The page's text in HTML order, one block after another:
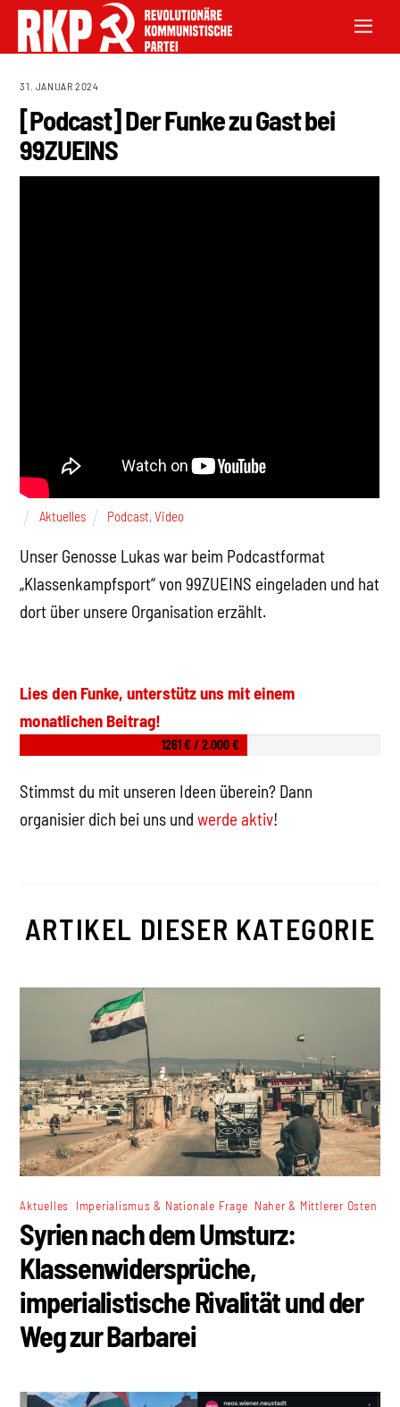
31. JANUAR 2024
[Podcast] Der Funke zu Gast bei
99ZUEINS
Aktuelles Podcast,Video
Unser Genosse Lukas war beim Podcastformat
„Klassenkampfsport“ von 99ZUEINS eingeladen und hat
dort über unsere Organisation erzählt.
Lies den Funke, unterstütz uns mit einem
monatlichen Beitrag!
1261 € / 2.000 €
Stimmst du mit unseren Ideen überein? Dann
organisier dich bei uns undwerde aktiv!
ARTIKEL DIESER KATEGORIE
Aktuelles Imperialismus & Nationale Frage Naher & Mittlerer Osten
Syrien nach dem Umsturz:
Klassenwidersprüche,
imperialistische Rivalität und der
Weg zur Barbarei